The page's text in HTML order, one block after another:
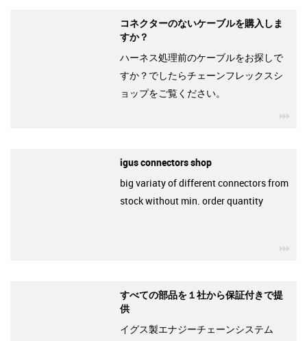
コネクターのないケーブルを購入しま
すか？
ハーネス処理前のケーブルをお探しで
すか？でしたらチェーンフレックスシ
ョップをご覧ください。
igus connectors shop
big variaty of different connectors from
stock without min. order quantity
すべての部品を１社から保証付きで提
供
イグス製エナジーチェーンシステム